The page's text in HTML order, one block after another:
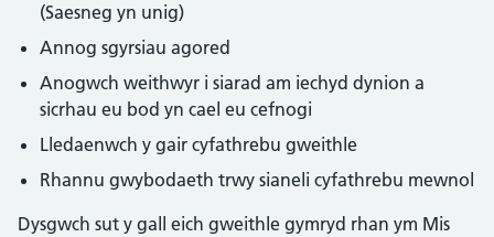
(Saesneg yn unig)
Annog sgyrsiau agored
Anogwch weithwyr i siarad am iechyd dynion a
sicrhau eu bod yn cael eu cefnogi
Lledaenwch y gair cyfathrebu gweithle
Rhannu gwybodaeth trwy sianeli cyfathrebu mewnol
Dysgwch sut y gall eich gweithle gymryd rhan ym Mis